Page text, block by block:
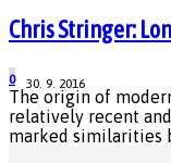
Chris Stringer:
30. 9. 2016
0
The origin of
relatively recent
marked similarities